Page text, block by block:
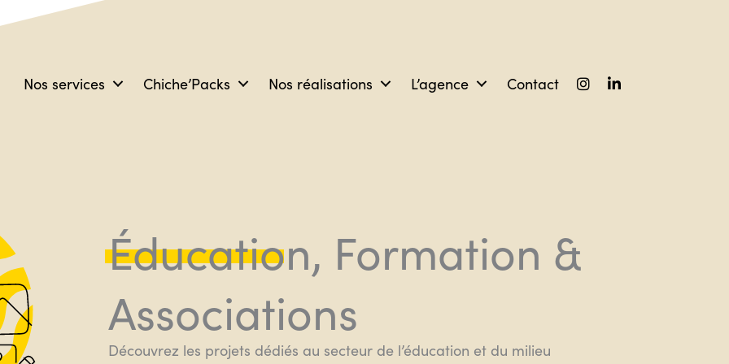
Nos services
Chiche’Packs Nos réalisations L’agence Contact
Éducation, Formation &
Associations
Découvrez les projets dédiés au secteur de l’éducation et du milieu